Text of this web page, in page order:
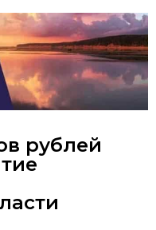
рублей